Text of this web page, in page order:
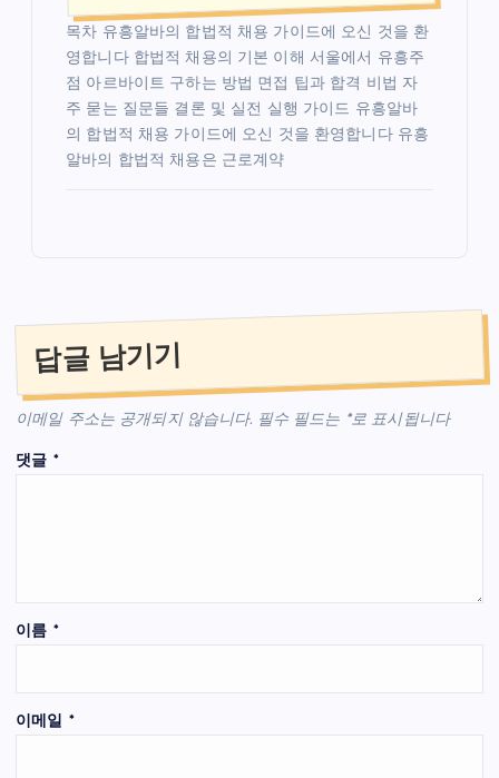
목차 유흥알바의 합법적 채용 가이드에 오신 것을 환
영합니다 합법적 채용의 기본 이해 서울에서 유흥주
점 아르바이트 구하는 방법 면접 팁과 합격 비법 자
주 묻는 질문들 결론 및 실전 실행 가이드 유흥알바
의 합법적 채용 가이드에 오신 것을 환영합니다 유흥
알바의 합법적 채용은 근로계약
답글 남기기
이메일 주소는 공개되지 않습니다. 필수 필드는 *로 표시됩니다
댓글 *
이름 *
이메일 *